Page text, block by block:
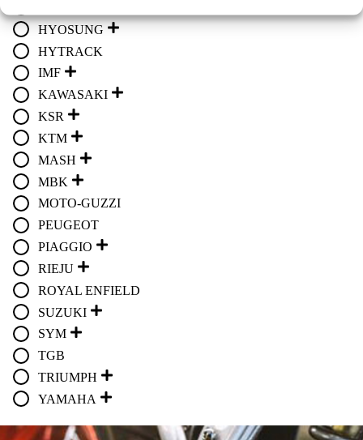
HYOSUNG
HYTRACK
IMF
KAWASAKI
KSR
KTM
MASH
MBK
MOTO-GUZZI
PEUGEOT
PIAGGIO
RIEJU
ROYAL ENFIELD
SUZUKI
SYM
TGB
TRIUMPH
YAMAHA